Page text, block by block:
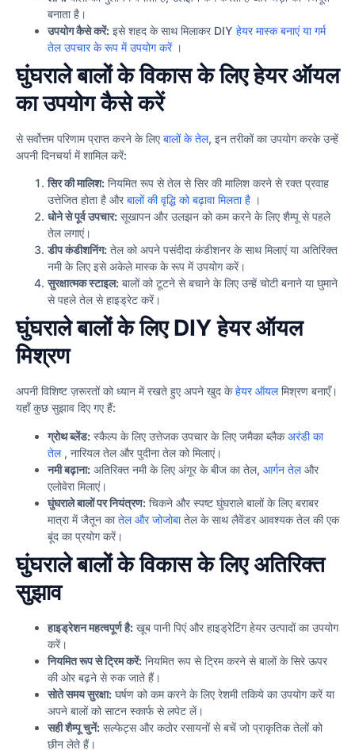
बनाता है।
उपयोग कैसे करें: इसे शहद के साथ मिलाकर DIY हेयर मास्क बनाएं या गर्म
तेल उपचार के रूप में उपयोग करें।
घुंघराले बालों के विकास के लिए हेयर ऑयल
का उपयोग कैसे करें
से सर्वोत्तम परिणाम प्राप्त करने के लिए बालों के तेल, इन तरीकों का उपयोग करके उन्हें
अपनी दिनचर्या में शामिल करें:
सिर की मालिश: नियमित रूप से तेल से सिर की मालिश करने से रक्त प्रवाह
उत्तेजित होता है औरबालों की वृद्धि को बढ़ावा मिलता है ।
धोने से पूर्व उपचार: सूखापन और उलझन को कम करने के लिए शैम्पू से पहले
तेल लगाएं।
डीप कंडीशनिंग: तेल को अपने पसंदीदा कंडीशनर के साथ मिलाएं या अतिरिक्त
नमी के लिए इसे अकेले मास्क के रूप में उपयोग करें।
सुरक्षात्मक स्टाइल: बालों को टूटने से बचाने के लिए उन्हें चोटी बनाने या घुमाने
से पहले तेल से हाइड्रेट करें।
घुंघराले बालों के लिए DIY हेयर ऑयल
मिश्रण
अपनी विशिष्ट ज़रूरतों को ध्यान में रखते हुए अपने खुद केहेयर ऑयलमिश्रण बनाएँ।
यहाँ कुछ सुझाव दिए गए हैं:
ग्रोथ ब्लेंड: स्कैल्प के लिए उत्तेजक उपचार के लिए जमैका ब्लैकअरंडी का
तेल, नारियल तेल और पुदीना तेल को मिलाएं।
नमी बढ़ाना: अतिरिक्त नमी के लिए अंगूर के बीज का तेल, आर्गन तेलऔर
एलोवेरा मिलाएं।
घुंघराले बालों पर नियंत्रण: चिकने और स्पष्ट घुंघराले बालों के लिए बराबर
मात्रा में जैतून कातेल और जोजोबातेल के साथ लैवेंडर आवश्यक तेल की एक
बूंद का प्रयोग करें।
घुंघराले बालों के विकास के लिए अतिरिक्त
सुझाव
हाइड्रेशन महत्वपूर्ण है: खूब पानी पिएं और हाइड्रेटिंग हेयर उत्पादों का उपयोग
करें।
नियमित रूप से ट्रिम करें: नियमित रूप से ट्रिम करने से बालों के सिरे ऊपर
की ओर बढ़ने से रुक जाते हैं।
सोते समय सुरक्षा: घर्षण को कम करने के लिए रेशमी तकिये का उपयोग करें या
अपने बालों को साटन स्कार्फ से लपेट लें।
सही शैम्पू चुनें: सल्फेट्स और कठोर रसायनों से बचें जो प्राकृतिक तेलों को
छीन लेते हैं।